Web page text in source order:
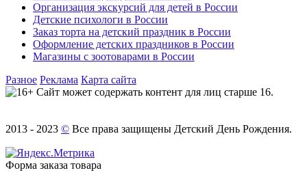
Организация экскурсий для детей в России
Детские психологи в России
Заказ торта на детский праздник в России
Оформление детских праздников в России
Магазины с зоотоварами в России
Разное Реклама Карта сайта
Сайт может содержать контент для лиц старше 16.
2013 - 2023 © Все права защищены Детский День Рождения.
Форма заказа товара